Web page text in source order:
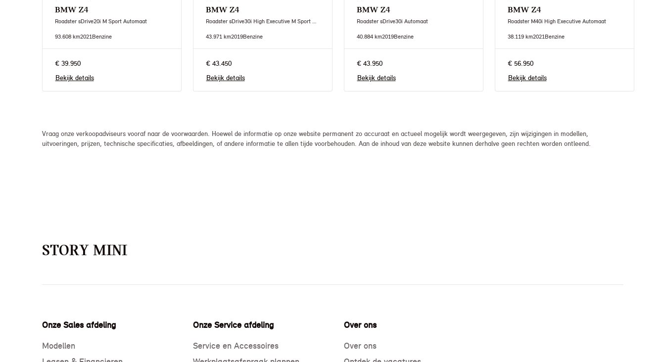
BMW Z4
Roadster sDrive20i M Sport Automaat
93.608 km2021 Benzine
€ 39.950
Bekijk details
BMW Z4
Roadster sDrive30i High Executive M Sport Automaat
43.971 km2019Benzine
€ 43.450
Bekijk details
BMW Z4
Roadster sDrive30i Automaat
40.884 km2019Benzine
€ 43.950
Bekijk details
BMW Z4
Roadster M40i High Executive Automaat
38.119 km2021 Benzine
€ 56.950
Bekijk details
Vraag onze verkoopadviseurs vooraf naar de voorwaarden. Hoewel de informatie op onze website permanent zo accuraat en actueel mogelijk wordt weergegeven, zijn wijzigingen in modellen,
uitvoeringen, prijzen, technische specificaties, afbeeldingen, of andere informatie te allen tijde voorbehouden. Aan de inhoud van deze website kunnen derhalve geen rechten worden ontleend.
STORY MINI
Onze Sales afdeling
Modellen
Onze Service afdeling
Service en Accessoires
Over ons
Over ons